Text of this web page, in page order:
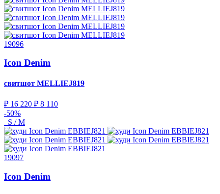
19096
Icon Denim
свитшот MELLIEJ819
₽ 16 220 ₽ 8 110
-50%
S / M
19097
Icon Denim